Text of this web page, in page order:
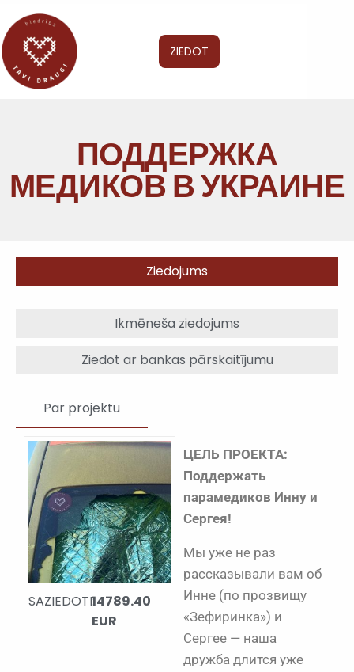
ZIEDOT
ПОДДЕРЖКА
МЕДИКОВ В УКРАИНЕ
Ziedojums
Ikmēneša ziedojums
Ziedot ar bankas pārskaitījumu
Par projektu
SAZIEDOTI:14789.40
EUR
ЦЕЛЬ ПРОЕКТА:
Поддержать
парамедиков Инну и
Сергея!
Мы уже не раз
рассказывали вам об
Инне (по прозвищу
«Зефиринка») и
Сергее — наша
дружба длится уже